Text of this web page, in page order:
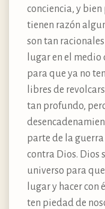
conciencia, y
tienen razón
son tan
lugar en el
para que ya no
libres de
tan profundo,
parte de la
contra Dios. Dios
universo para
lugar y hacer
ten piedad de